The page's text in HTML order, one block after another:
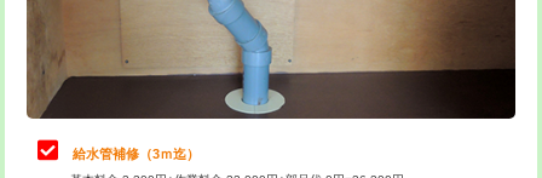
排水管工事（排水管工事/3ｍまで） 55,000円
排水管工事（追加 排水管工事/3ｍ超
マス交換（土の掘削・埋め戻し作業）
止水・漏水調査・防水処理・清掃・修
理・調整・分解・加工など（軽作業）
11,000円
止水・漏水調査・防水処理・清掃・修
理・調整・分解・加工など（中作業）
給水管補修（3ｍ迄）